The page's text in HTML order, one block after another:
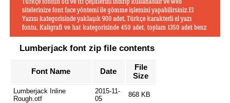
Lumberjack font zip file contents
Font Name Date
File
Size
Lumberjack Inline
Rough.otf
2015-11-
05
868 KB